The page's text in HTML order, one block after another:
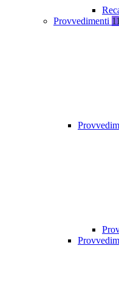
Provvedimenti